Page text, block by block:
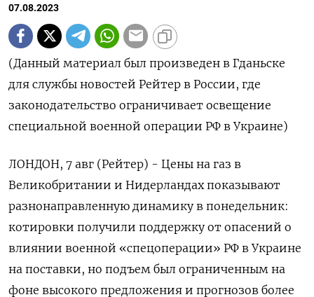
07.08.2023
(Данный материал был произведен в Гданьске
для службы новостей Рейтер в России, где
законодательство ограничивает освещение
специальной военной операции РФ в Украине)
ЛОНДОН, 7 авг (Рейтер) - Цены на газ в
Великобритании и Нидерландах показывают
разнонаправленную динамику в понедельник:
котировки получили поддержку от опасений о
влиянии военной «спецоперации» РФ в Украине
на поставки, но подъем был ограниченным на
фоне высокого предложения и прогнозов более